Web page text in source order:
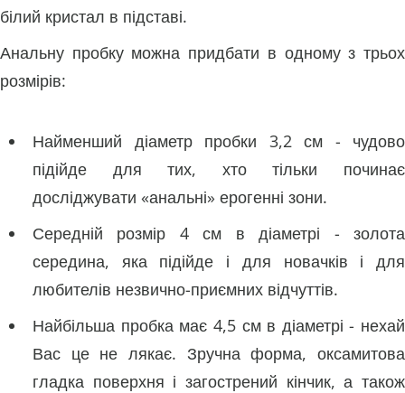
білий кристал в підставі.
Анальну пробку можна придбати в одному з трьох
розмірів:
Найменший діаметр пробки 3,2 см - чудово
підійде для тих, хто тільки починає
досліджувати «анальні» ерогенні зони.
Середній розмір 4 см в діаметрі - золота
середина, яка підійде і для новачків і для
любителів незвично-приємних відчуттів.
Найбільша пробка має 4,5 см в діаметрі - нехай
Вас це не лякає. Зручна форма, оксамитова
гладка поверхня і загострений кінчик, а також